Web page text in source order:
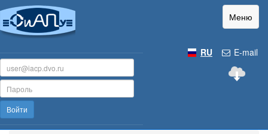
Меню
E-mail
RU
Войти